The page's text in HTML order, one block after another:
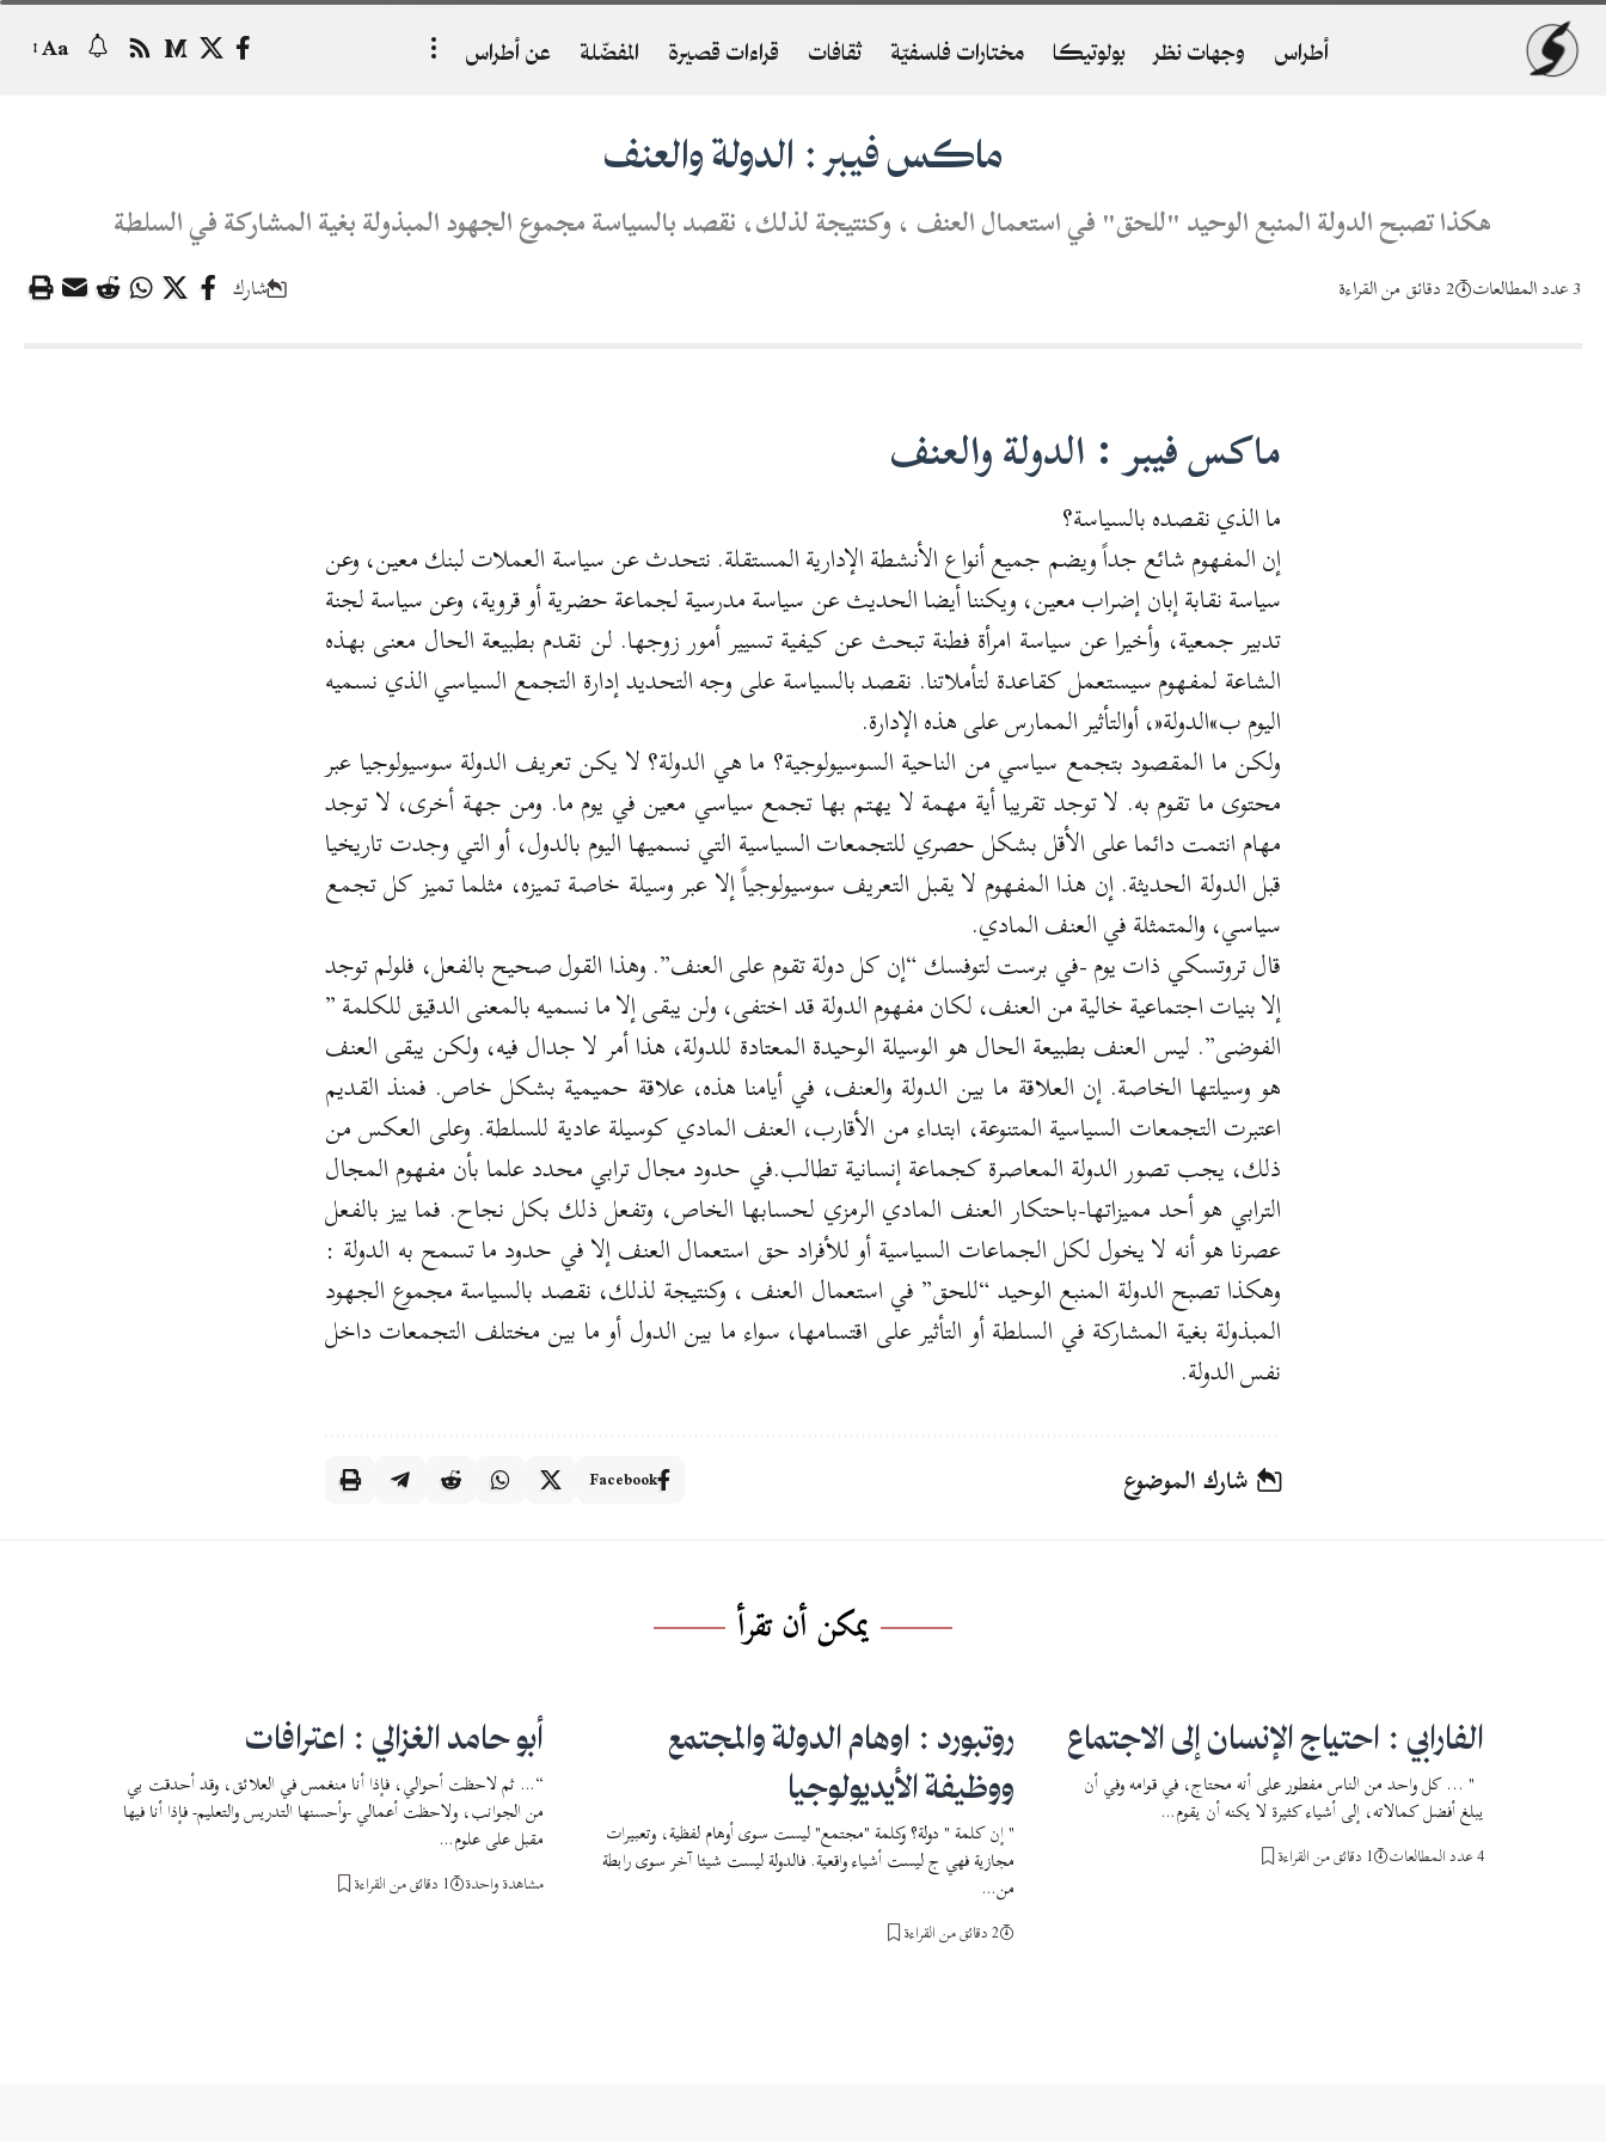
أطراس وجهات نظر بولوتيكا مختارات فلسفيّة ثقافات قراءات قصيرة المفضّلة عن أطراس Aa
ماكس فيبر : الدولة والعنف
هكذا تصبح الدولة المنبع الوحيد "للحق" في استعمال العنف ، وكنتيجة لذلك، نقصد بالسياسة مجموع الجهود المبذولة بغية المشاركة في السلطة
3 عدد المطالعات 2 دقائق من القراءة شارك
ماكس فيبر : الدولة والعنف
ما الذي نقصده بالسياسة؟
إن المفهوم شائع جداً ويضم جميع أنواع الأنشطة الإدارية المستقلة. نتحدث عن سياسة العملات لبنك معين، وعن
سياسة نقابة إبان إضراب معين، ويكننا أيضا الحديث عن سياسة مدرسية لجماعة حضرية أو قروية، وعن سياسة لجنة
تدبير جمعية، وأخيرا عن سياسة امرأة فطنة تبحث عن كيفية تسيير أمور زوجها. لن نقدم بطبيعة الحال معنى بهذه
الشاعة لمفهوم سيستعمل كقاعدة لتأملاتنا. نقصد بالسياسة على وجه التحديد إدارة التجمع السياسي الذي نسميه
اليوم ب»الدولة«، أوالتأثير الممارس على هذه الإدارة.
ولكن ما المقصود بتجمع سياسي من الناحية السوسيولوجية؟ ما هي الدولة؟ لا يكن تعريف الدولة سوسيولوجيا عبر
محتوى ما تقوم به. لا توجد تقريبا أية مهمة لا يهتم بها تجمع سياسي معين في يوم ما. ومن جهة أخرى، لا توجد
مهام انتمت دائما على الأقل بشكل حصري للتجمعات السياسية التي نسميها اليوم بالدول، أو التي وجدت تاريخيا
قبل الدولة الحديثة. إن هذا المفهوم لا يقبل التعريف سوسيولوجياً إلا عبر وسيلة خاصة تميزه، مثلما تميز كل تجمع
سياسي، والمتمثلة في العنف المادي.
قال تروتسكي ذات يوم -في برست لتوفسك “إن كل دولة تقوم على العنف”. وهذا القول صحيح بالفعل، فلولم توجد
إلا بنيات اجتماعية خالية من العنف، لكان مفهوم الدولة قد اختفى، ولن يبقى إلا ما نسميه بالمعنى الدقيق للكلمة ”
الفوضى”. ليس العنف بطبيعة الحال هو الوسيلة الوحيدة المعتادة للدولة، هذا أمر لا جدال فيه، ولكن يبقى العنف
هو وسيلتها الخاصة. إن العلاقة ما بين الدولة والعنف، في أيامنا هذه، علاقة حميمية بشكل خاص. فمنذ القديم
اعتبرت التجمعات السياسية المتنوعة، ابتداء من الأقارب، العنف المادي كوسيلة عادية للسلطة. وعلى العكس من
ذلك، يجب تصور الدولة المعاصرة كجماعة إنسانية تطالب.في حدود مجال ترابي محدد علما بأن مفهوم المجال
الترابي هو أحد مميزاتها-باحتكار العنف المادي الرمزي لحسابها الخاص، وتفعل ذلك بكل نجاح. فما ييز بالفعل
عصرنا هو أنه لا يخول لكل الجماعات السياسية أو للأفراد حق استعمال العنف إلا في حدود ما تسمح به الدولة :
وهكذا تصبح الدولة المنبع الوحيد “للحق” في استعمال العنف ، وكنتيجة لذلك، نقصد بالسياسة مجموع الجهود
المبذولة بغية المشاركة في السلطة أو التأثير على اقتسامها، سواء ما بين الدول أو ما بين مختلف التجمعات داخل
نفس الدولة.
شارك الموضوع Facebook
يمكن أن تقرأ
الفارابي : احتياج الإنسان إلى الاجتماع
" ... كل واحد من الناس مفطور على أنه محتاج، في قوامه وفي أن
يبلغ أفضل كمالاته، إلى أشياء كثيرة لا يكنه أن يقوم…
4 عدد المطالعات 1 دقائق من القراءة
روتبورد : اوهام الدولة والمجتمع
ووظيفة الأيديولوجيا
" إن كلمة " دولة؟ وكلمة "مجتمع" ليست سوى أوهام لفظية، وتعبيرات
مجازية فهي ج ليست أشياء واقعية. فالدولة ليست شيئا آخر سوى رابطة
من…
2 دقائق من القراءة
أبو حامد الغزالي : اعترافات
“… ثم لاحظت أحوالي، فإذا أنا منغمس في العلائق، وقد أحدقت بي
من الجوانب، ولاحظت أعمالي -وأحسنها التدريس والتعليم- فإذا أنا فيها
مقبل على علوم…
مشاهدة واحدة 1 دقائق من القراءة